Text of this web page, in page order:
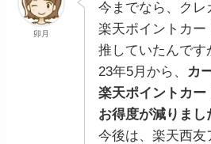
卯月
今までなら、クレ
楽天ポイントカー
推していたんです
23年5月から、 カ
楽天ポイントカー
お得度が減りまし
今後は、楽天西友